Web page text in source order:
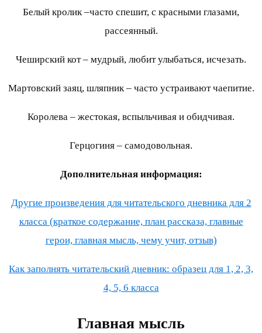
Белый кролик –часто спешит, с красными глазами,
рассеянный.
Чеширский кот – мудрый, любит улыбаться, исчезать.
Мартовский заяц, шляпник – часто устраивают чаепитие.
Королева – жестокая, вспыльчивая и обидчивая.
Герцогиня – самодовольная.
Дополнительная информация:
Другие произведения для читательского дневника для 2
класса (краткое содержание, план рассказа, главные
герои, главная мысль, чему учит, отзыв)
Как заполнять читательский дневник: образец для 1, 2, 3,
4, 5, 6 класса
Главная мысль